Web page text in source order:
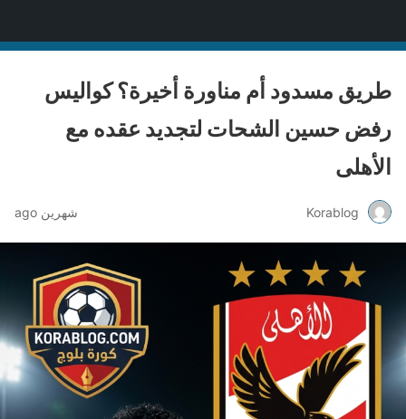
طريق مسدود أم مناورة أخيرة؟ كواليس
رفض حسين الشحات لتجديد عقده مع
الأهلى
Korablog شهرين ago